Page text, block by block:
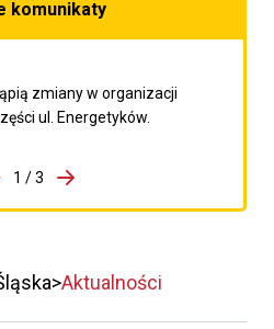
komunikaty
zmiany w organizacji
ul. Energetyków.
1 / 3
Przejdź do następnego
Aktualności